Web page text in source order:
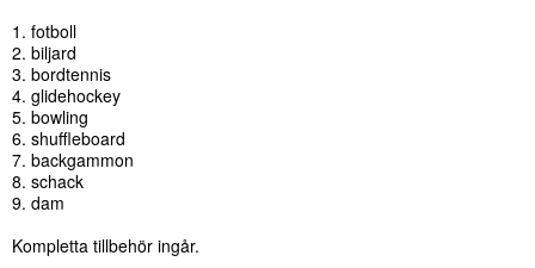
1. fotboll
2. biljard
3. bordtennis
4. glidehockey
5. bowling
6. shuffleboard
7. backgammon
8. schack
9. dam
Kompletta tillbehör ingår.